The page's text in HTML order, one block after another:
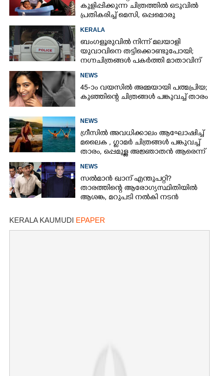
കുളിപ്പിക്കുന്ന ചിത്രത്തിൽ ഒടുവിൽ
പ്രതികരിച്ച് മെസി, ഒപ്പമൊരു
KERALA
ബംഗളൂരുവിൽ നിന്ന് മലയാളി
യുവാവിനെ തട്ടിക്കൊണ്ടുപോയി;
നഗ്നചിത്രങ്ങൾ പകർത്തി മാതാവിന്
NEWS
45-ാം വയസിൽ അമ്മയായി പത്മപ്രിയ;
കുഞ്ഞിന്റെ ചിത്രങ്ങൾ പങ്കുവച്ച് താരം
NEWS
ഗ്രീസിൽ അവധിക്കാലം ആഘോഷിച്ച്
മലൈക ,​ ഗ്ലാമർ ചിത്രങ്ങൾ പങ്കുവച്ച്
താരം,​ ഒപ്പമുള്ള അജ്ഞാതൻ ആരെന്ന്
NEWS
സൽമാൻ ഖാന് എന്തുപറ്റി?
താരത്തിന്റെ ആരോഗ്യസ്ഥിതിയിൽ
ആശങ്ക, മറുപടി നൽകി നടൻ
KERALA KAUMUDI EPAPER